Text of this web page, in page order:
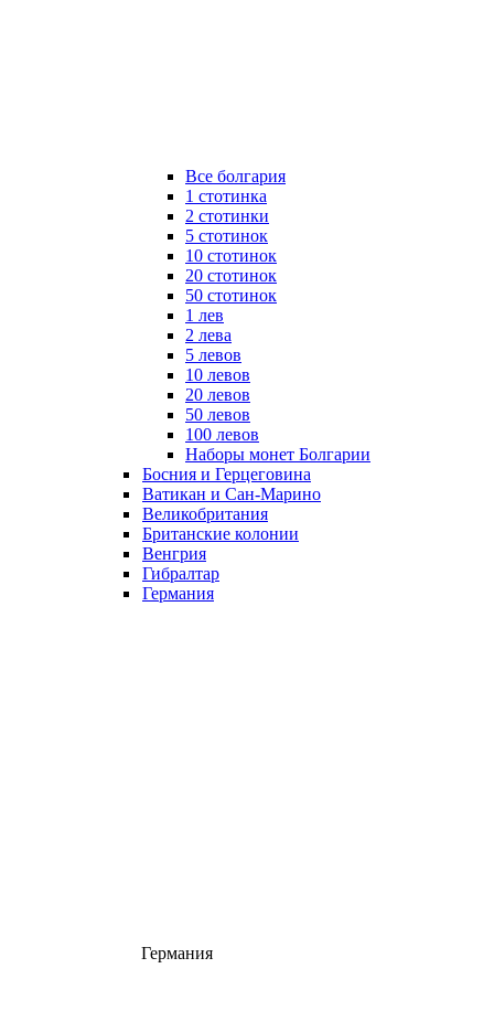
Все болгария
1 стотинка
2 стотинки
5 стотинок
10 стотинок
20 стотинок
50 стотинок
1 лев
2 лева
5 левов
10 левов
20 левов
50 левов
100 левов
Наборы монет Болгарии
Босния и Герцеговина
Ватикан и Сан-Марино
Великобритания
Британские колонии
Венгрия
Гибралтар
Германия
Германия